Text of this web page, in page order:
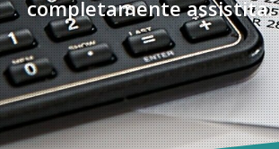
completamente assistita.